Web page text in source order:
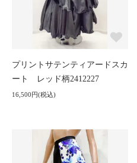
プリントサテンティアードスカ
ート レッド柄2412227
16,500円(税込)